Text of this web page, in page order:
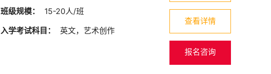
班级规模： 15-20人/班
入学考试科目： 英文，艺术创作
查看详情
报名咨询